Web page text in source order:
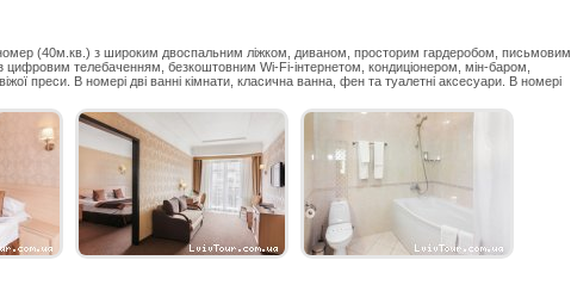
(40м.кв.) з широким двоспальним ліжком, диваном, просторим гардеробом, письмовим
цифровим телебаченням, безкоштовним Wi-Fi-інтернетом, кондиціонером, мін-баром,
преси. В номері дві ванні кімнати, класична ванна, фен та туалетні аксесуари. В номері